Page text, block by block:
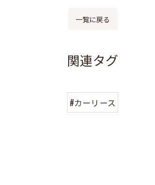
一覧に戻る
関連タグ
#カーリース